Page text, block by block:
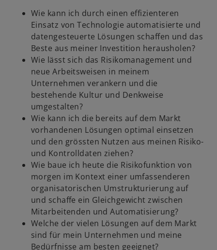
i
d
e
o
Wie kann ich durch einen effizienteren
Einsatz von Technologie automatisierte und
datengesteuerte Lösungen schaffen und das
Beste aus meiner Investition herausholen?
Wie lässt sich das Risikomanagement und
neue Arbeitsweisen in meinem
Unternehmen verankern und die
bestehende Kultur und Denkweise
umgestalten?
Wie kann ich die bereits auf dem Markt
vorhandenen Lösungen optimal einsetzen
und den grössten Nutzen aus meinen Risiko-
und Kontrolldaten ziehen?
Wie baue ich heute die Risikofunktion von
morgen im Kontext einer umfassenderen
organisatorischen Umstrukturierung auf
und schaffe ein Gleichgewicht zwischen
Mitarbeitenden und Automatisierung?
Welche der vielen Lösungen auf dem Markt
sind für mein Unternehmen und meine
Bedürfnisse am besten geeignet?